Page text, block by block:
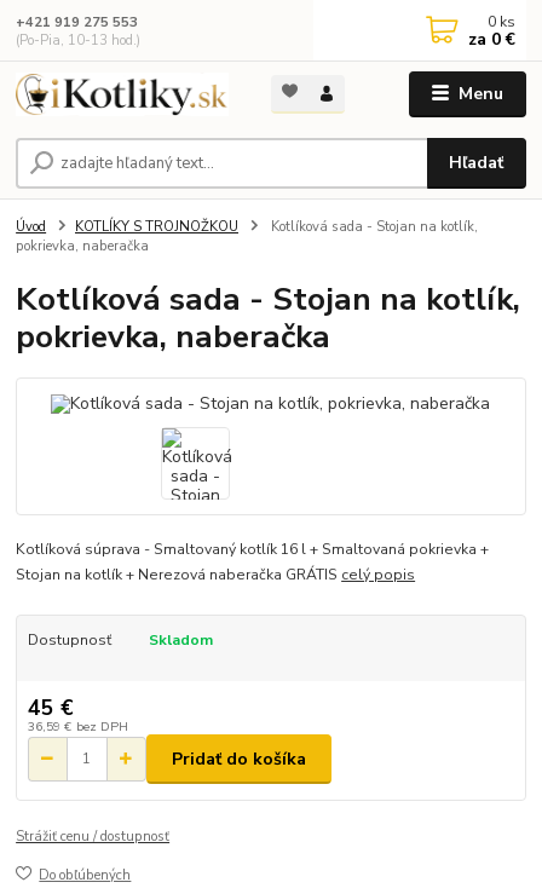
Menu
Hľadať
+421 919 275 553
(Po-Pia, 10-13 hod.)
0 ks
za 0 €
Úvod KOTLÍKY S TROJNOŽKOU
Kotlíková sada - Stojan na kotlík,
pokrievka, naberačka
Kotlíková sada - Stojan na kotlík,
pokrievka, naberačka
Kotlíková súprava - Smaltovaný kotlík 16 l + Smaltovaná pokrievka +
Stojan na kotlík + Nerezová naberačka GRÁTIS celý popis
Dostupnosť Skladom
45 €
36,59 € bez DPH
Pridať do košíka
Strážiť cenu / dostupnosť
Do obľúbených